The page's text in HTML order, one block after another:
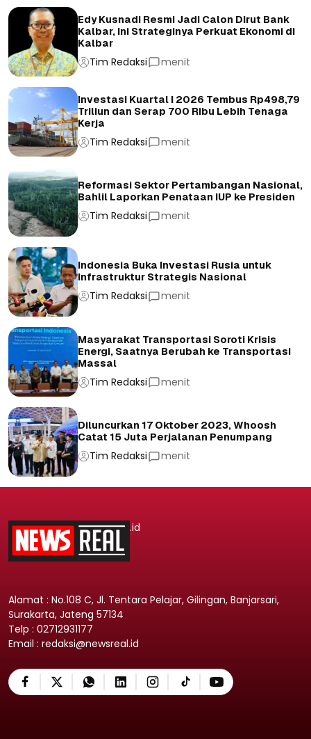
Edy Kusnadi Resmi Jadi Calon Dirut Bank
Kalbar, Ini Strateginya Perkuat Ekonomi di
Kalbar
Tim Redaksi menit
Investasi Kuartal I 2026 Tembus Rp498,79
Triliun dan Serap 700 Ribu Lebih Tenaga
Kerja
Tim Redaksi menit
Reformasi Sektor Pertambangan Nasional,
Bahlil Laporkan Penataan IUP ke Presiden
Tim Redaksi menit
Indonesia Buka Investasi Rusia untuk
Infrastruktur Strategis Nasional
Tim Redaksi menit
Masyarakat Transportasi Soroti Krisis
Energi, Saatnya Berubah ke Transportasi
Massal
Tim Redaksi menit
Diluncurkan 17 Oktober 2023, Whoosh
Catat 15 Juta Perjalanan Penumpang
Tim Redaksi menit
.id
Alamat : No.108 C, Jl. Tentara Pelajar, Gilingan, Banjarsari,
Surakarta, Jateng 57134
Telp : 02712931177
Email : redaksi@newsreal.id